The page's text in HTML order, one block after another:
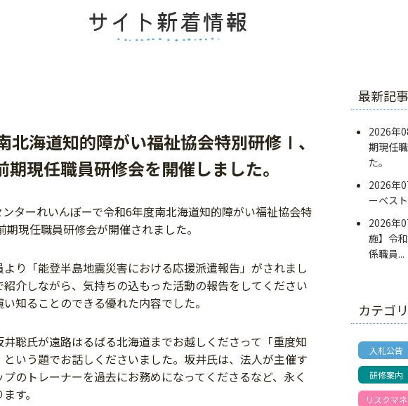
北海道知的障がい福祉協会特別研修Ⅰ、
現任職員研修会を開催しました。
ターれいんぼーで令和6年度南北海道知的障がい福祉協会特
現任職員研修会が開催されました。
り「能登半島地震災害における応援派遣報告」がされまし
介しながら、気持ちの込もった活動の報告をしてください
知ることのできる優れた内容でした。
聡氏が遠路はるばる北海道までお越しくださって「重度知
いう題でお話しくださいました。坂井氏は、法人が主催す
のトレーナーを過去にお務めになってくださるなど、永く
す。
最新記事
2026年
期現任
た。
2026年
ーベス
2026年
施】令
係職員...
カテゴリ
入札公告
研修案内
リスクマ